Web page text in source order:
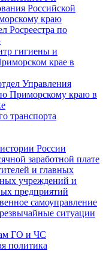
Российской
краю
Росреестра по
гигиены и
крае в
Управления
Приморскому краю в
транспорта
России
заработной плате
и главных
учреждений и
предприятий
самоуправление
ситуации
ГО и ЧС
политика